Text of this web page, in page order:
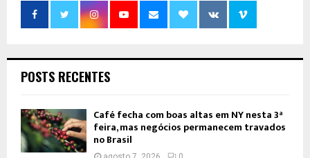
POSTS RECENTES
Café fecha com boas altas em NY nesta 3ª
feira, mas negócios permanecem travados
no Brasil